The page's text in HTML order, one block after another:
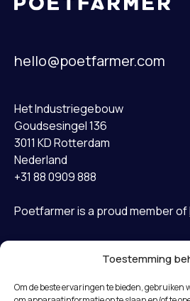
Toestemming
Om de beste ervaringen te bieden, gebruiken
hello@poetfarmer.com
Het Industriegebouw
Goudsesingel 136
3011 KD Rotterdam
Nederland
+31 88 0909 888
Poetfarmer is a proud member of
Gevallen